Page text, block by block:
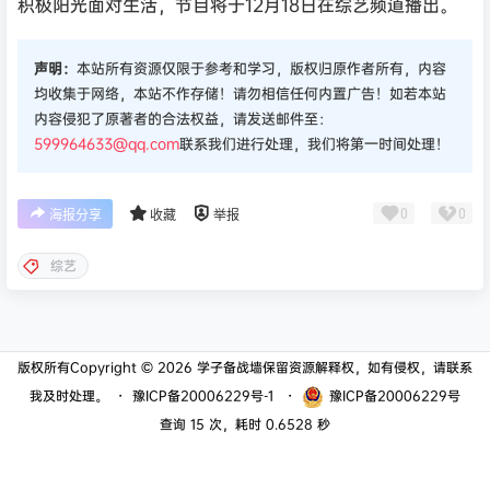
声明： 本站所有资源仅限于参考和学习，版权归原作者所有，内容
均收集于网络，本站不作存储！请勿相信任何内置广告！如若本站
内容侵犯了原著者的合法权益，请发送邮件至：
599964633@qq.com联系我们进行处理，我们将第一时间处理！
海报分享 收藏 举报 0 0
综艺
版权所有Copyright © 2026 学子备战墙保留资源解释权，如有侵权，请联系
我及时处理。
・ 豫ICP备20006229号-1 ・
豫ICP备20006229号
查询 15 次，耗时 0.6528 秒